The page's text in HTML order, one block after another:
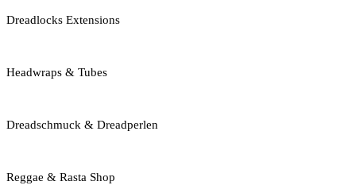
Dreadlocks Extensions
Headwraps & Tubes
Dreadschmuck & Dreadperlen
Reggae & Rasta Shop